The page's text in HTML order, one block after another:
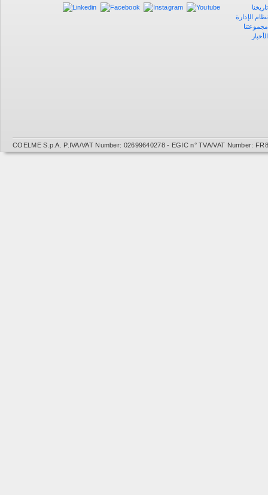
تاريخنا
نظام الإدارة
مجموعتنا
الأخبار
COELME S.p.A. P.IVA/VAT Number: 02699640278 - EGIC n° TVA/VAT Number: